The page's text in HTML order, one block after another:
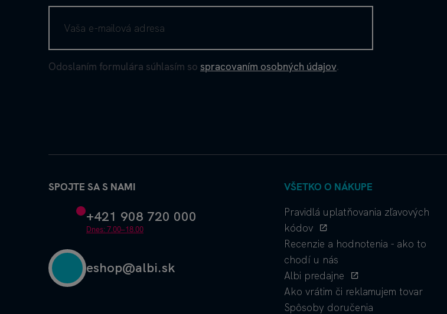
Odoslaním formulára súhlasím so spracovaním osobných údajov.
SPOJTE SA S NAMI
+421 908 720 000
Dnes: 7.00–18.00
eshop@albi.sk
VŠETKO O NÁKUPE
Pravidlá uplatňovania zľavových
kódov
Recenzie a hodnotenia - ako to
chodí u nás
Albi predajne
Ako vrátim či reklamujem tovar
Spôsoby doručenia